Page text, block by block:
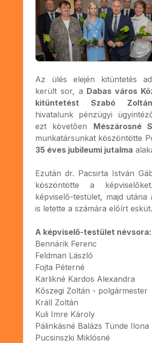
Az ülés elején kitüntetés
került sor, a Dabas város
kitüntetést Szabó
hivatalunk pénzügyi
ezt követően Mészárosné
munkatársunkat köszöntötte
35 éves jubileumi jutalma
Ezután dr. Pacsirta István
köszöntötte a
képviselő-testület, majd utána
is letette a számára előírt esküt.
A képviselő-testület névsora:
Bennárik Ferenc
Feldman László
Fojta Péterné
Karlikné Kardos Alexandra
Kőszegi Zoltán - polgármester
Králl Zoltán
Kuli Imre Károly
Pálinkásné Balázs Tünde Ilona
Pucsinszki Miklósné